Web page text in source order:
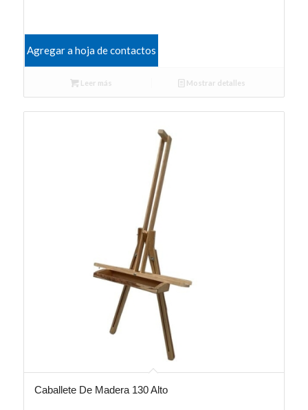
Agregar a hoja de contactos
Leer más Mostrar detalles
Caballete De Madera 130 Alto